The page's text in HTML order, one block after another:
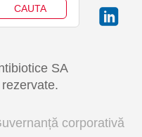
SA
corporativă